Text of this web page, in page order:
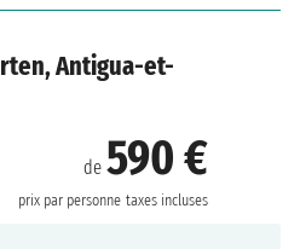
Antigua-et-
de590 €
prix par personne taxes incluses